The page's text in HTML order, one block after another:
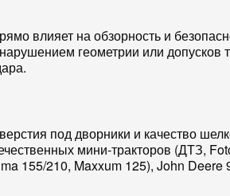
влияет на обзорность и
геометрии или
под дворники и качество
мини-тракторов (ДТЗ,
155/210, Maxxum 125), John